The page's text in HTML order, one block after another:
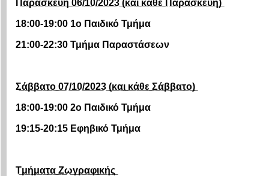
Π̲α̲ρ̲α̲σ̲κ̲ε̲υ̲ή̲ ̲0̲6/̲1̲0/̲2̲0̲2̲3 ̲(̲κ̲α̲ι̲ ̲κ̲ά̲θ̲ε̲ ̲Π̲α̲ρ̲α̲σ̲κ̲ε̲υ̲ή̲)̲
18:00-19:00 1ο Παιδικό Τμήμα
21:00-22:30 Τμήμα Παραστάσεων
Σ̲ά̲β̲β̲α̲τ̲ο̲ ̲0̲7/̲1̲0/̲2̲0̲2̲3 ̲(̲κ̲α̲ι̲ ̲κ̲ά̲θ̲ε̲ ̲Σ̲ά̲β̲β̲α̲τ̲ο̲)̲
18:00-19:00 2ο Παιδικό Τμήμα
19:15-20:15 Εφηβικό Τμήμα
Τ̲μ̲ή̲μ̲α̲τ̲α̲ ̲Ζ̲ω̲γ̲ρ̲α̲φ̲ι̲κ̲ή̲ς̲